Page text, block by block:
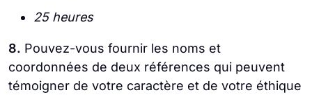
25 heures
8. Pouvez-vous fournir les noms et
coordonnées de deux références qui peuvent
témoigner de votre caractère et de votre éthique